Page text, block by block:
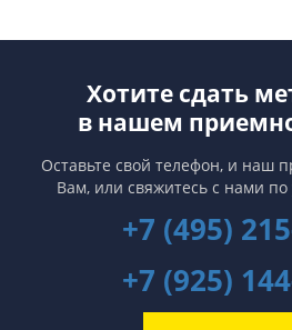
Хотите сдать
в нашем
Оставьте свой телефон, и наш
Вам, или свяжитесь с нами
+7 (495)
+7 (925)